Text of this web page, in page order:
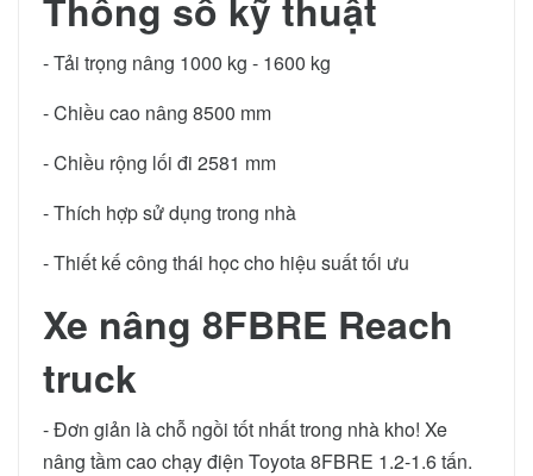
- Tải trọng nâng 1000 kg - 1600 kg
- Chiều cao nâng 8500 mm
- Chiều rộng lối đi 2581 mm
- Thích hợp sử dụng trong nhà
- Thiết kế công thái học cho hiệu suất tối ưu
Xe nâng 8FBRE Reach
truck
- Đơn giản là chỗ ngồi tốt nhất trong nhà kho! Xe
nâng tầm cao chạy điện Toyota 8FBRE 1.2-1.6 tấn.